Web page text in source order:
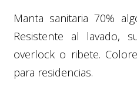
Manta sanitaria 70%
Resistente al lavado,
overlock o ribete.
para residencias.